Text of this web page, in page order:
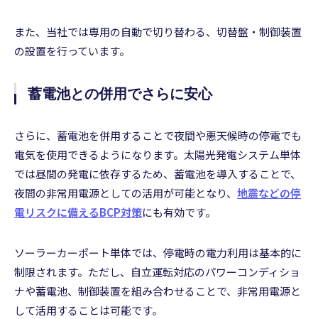
また、当社では専用の自動で切り替わる、切替盤・制御装置
の設置を行っています。
蓄電池との併用でさらに安心
さらに、蓄電池を併用することで夜間や悪天候時の停電でも
電気を使用できるようになります。太陽光発電システム単体
では昼間の発電に依存するため、蓄電池を導入することで、
夜間の非常用電源としての活用が可能となり、 地震などの停
電リスクに備えるBCP対策にも有効です。
ソーラーカーポート単体では、停電時の電力利用は基本的に
制限されます。ただし、自立運転対応のパワーコンディショ
ナや蓄電池、制御装置を組み合わせることで、非常用電源と
して活用することは可能です。